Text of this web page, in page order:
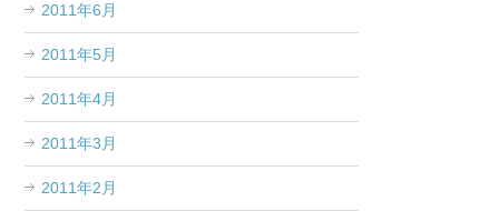
2011年6月
2011年5月
2011年4月
2011年3月
2011年2月